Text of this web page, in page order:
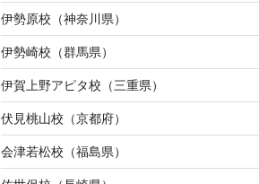
伊勢原校（神奈川県）
伊勢崎校（群馬県）
伊賀上野アピタ校（三重県）
伏見桃山校（京都府）
会津若松校（福島県）